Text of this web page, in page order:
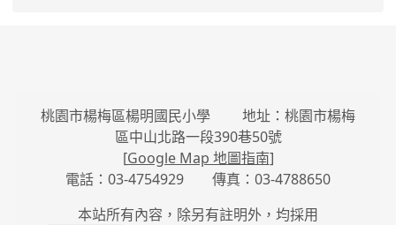
桃園市楊梅區楊明國民小學 地址：桃園市楊梅
區中山北路一段390巷50號
[Google Map 地圖指南]
電話：03-4754929 傳真：03-4788650
本站所有內容，除另有註明外，均採用